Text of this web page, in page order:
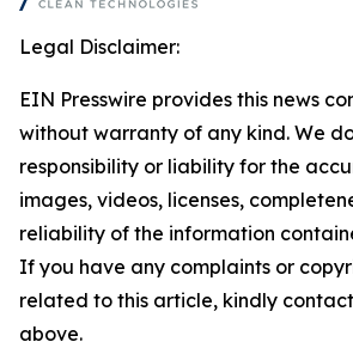
Legal Disclaimer:
EIN Presswire provides this news
without warranty of any kind. We
responsibility or liability for the
images, videos, licenses,
reliability of the information
If you have any complaints or
related to this article, kindly
above.